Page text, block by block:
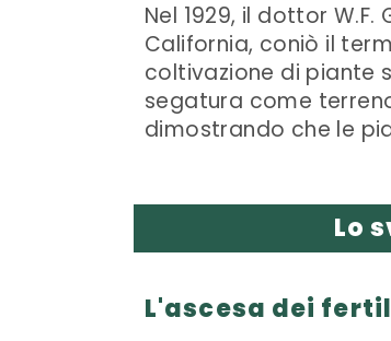
Nel 1929, il dottor
California, coniò il
coltivazione di piante
segatura come
dimostrando che le
Lo
L'ascesa dei